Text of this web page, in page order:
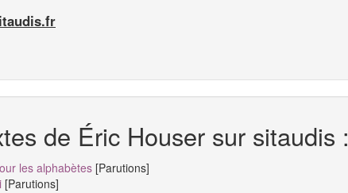
de Éric Houser sur sitaudis :
les alphabètes [Parutions]
[Parutions]